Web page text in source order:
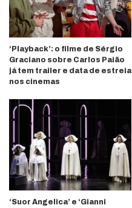
‘Playback’: o filme de Sérgio
Graciano sobre Carlos Paião
já tem trailer e data de estreia
nos cinemas
‘Suor Angelica’ e ‘Gianni